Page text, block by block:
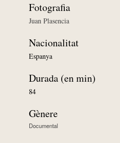
Fotografia
Juan Plasencia
Nacionalitat
Espanya
Durada (en min)
84
Gènere
Documental